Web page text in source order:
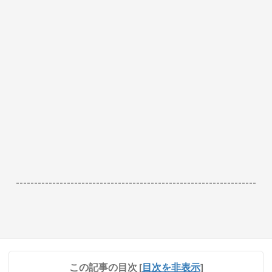
------------------------------------------------------------------
この記事の目次 [目次を非表示]